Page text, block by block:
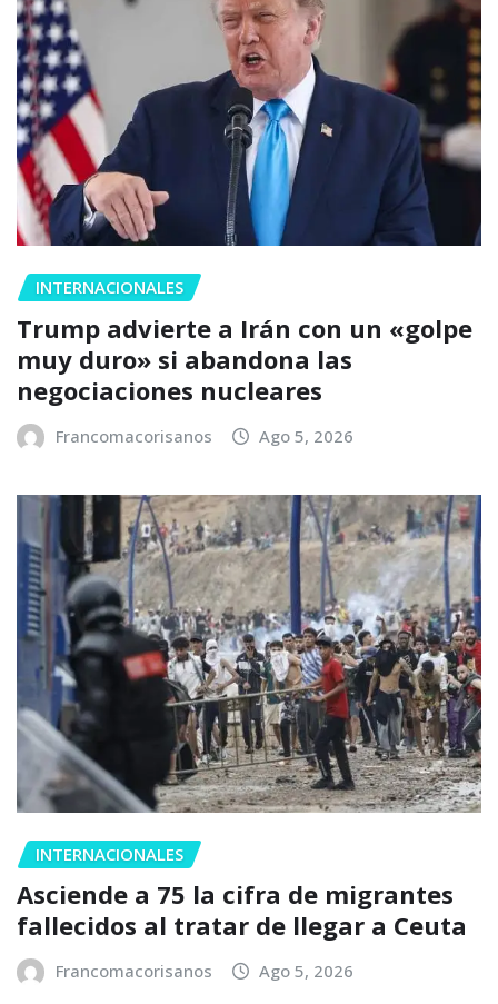
INTERNACIONALES
Trump advierte a Irán con un «golpe
muy duro» si abandona las
negociaciones nucleares
Francomacorisanos Ago 5, 2026
INTERNACIONALES
Asciende a 75 la cifra de migrantes
fallecidos al tratar de llegar a Ceuta
Francomacorisanos Ago 5, 2026